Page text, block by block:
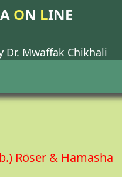
ON LINE
Dr. Mwaffak Chikhali
Röser & Hamasha